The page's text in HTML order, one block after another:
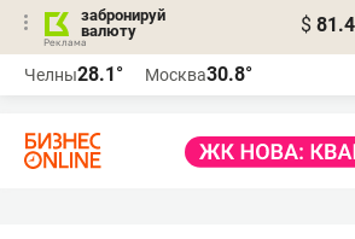
забронируй
валюту
$
Челны28.1° Москва30.8°